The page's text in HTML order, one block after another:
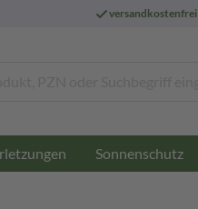
versandkostenfrei
Sonnenschutz